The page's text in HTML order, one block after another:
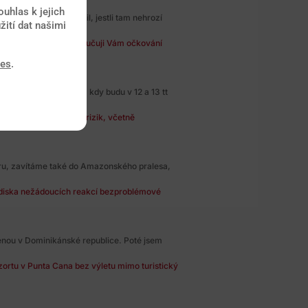
a rád bych se ujistil, jestli tam nehrozí
Lance není. Doporučuji Vám očkování
a října, tedy v době, kdy budu v 12 a 13 tt
dost zdravotních rizik, včetně
zavítáme také do Amazonského pralesa,
nežádoucích reakcí bezproblémové
v Dominikánské republice. Poté jsem
v Punta Cana bez výletu mimo turistický
k jejich
dat našimi
.